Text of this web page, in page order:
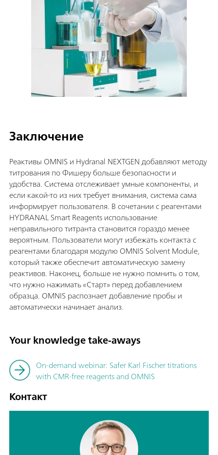
Заключение
Реактивы OMNIS и Hydranal NEXTGEN добавляют методу
титрования по Фишеру больше безопасности и
удобства. Система отслеживает умные компоненты, и
если какой-то из них требует внимания, система сама
информирует пользователя. В сочетании с реагентами
HYDRANAL Smart Reagents использование
неправильного титранта становится гораздо менее
вероятным. Пользователи могут избежать контакта с
реагентами благодаря модулю OMNIS Solvent Module,
который также обеспечит автоматическую замену
реактивов. Наконец, больше не нужно помнить о том,
что нужно нажимать «Старт» перед добавлением
образца. OMNIS распознает добавление пробы и
автоматически начинает анализ.
Your knowledge take-aways
On-demand webinar: Safer Karl Fischer titrations
with CMR-free reagents and OMNIS
Контакт